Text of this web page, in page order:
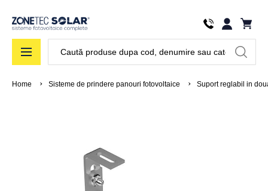
Home Sisteme de prindere panouri fotovoltaice Suport reglabil in